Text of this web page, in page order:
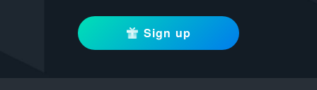
Sign up